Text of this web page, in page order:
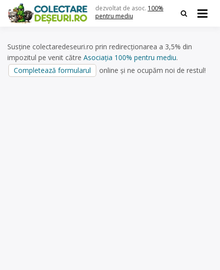
content
dezvoltat de asoc. 100%
pentru mediu
Susține colectaredeseuri.ro prin redirecționarea a 3,5% din
impozitul pe venit către Asociația 100% pentru mediu.
Completează formularul
online și ne ocupăm noi de restul!